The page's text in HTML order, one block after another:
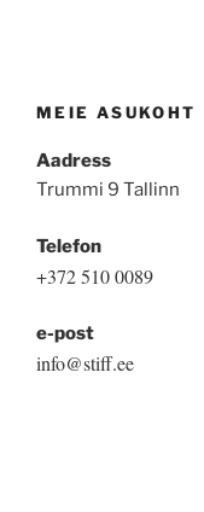
The
may
be
on
the
page
MEIE ASUKOHT
Aadress
Trummi 9 Tallinn
Telefon
+372 510 0089
e-post
info@stiff.ee